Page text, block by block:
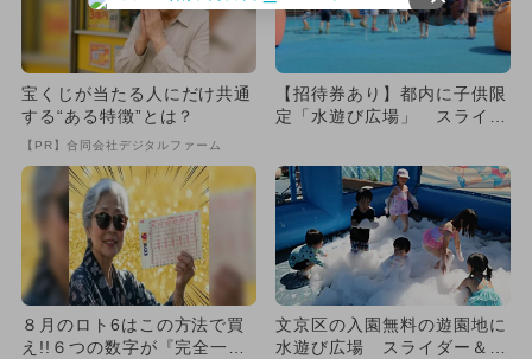
宝くじが当たる人にだけ共通
する“ある特徴”とは？
【PR】合同会社デジタルファーム
【招待券あり】都内に子供限
定「水遊び広場」 スライダ
８月のロト6はこの方法で買
え!!６つの数字が『完全一
文京区の入園無料の遊園地に
水遊び広場 スライダー＆泡